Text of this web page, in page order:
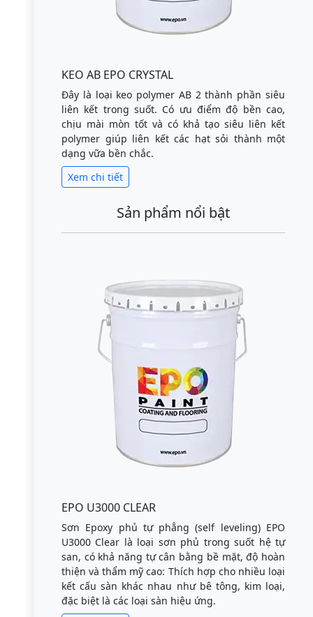
KEO AB EPO CRYSTAL
Đây là loại keo polymer AB 2 thành phần siêu
liên kết trong suốt. Có ưu điểm độ bền cao,
chịu mài mòn tốt và có khả tạo siêu liên kết
polymer giúp liên kết các hạt sỏi thành một
dạng vữa bền chắc.
Xem chi tiết
Sản phẩm nổi bật
EPO U3000 CLEAR
Sơn Epoxy phủ tự phẳng (self leveling) EPO
U3000 Clear là loại sơn phủ trong suốt hệ tự
san, có khả năng tự cân bằng bề mặt, độ hoàn
thiện và thẩm mỹ cao: Thích hợp cho nhiều loại
kết cấu sàn khác nhau như bê tông, kim loại,
đặc biệt là các loại sàn hiệu ứng.